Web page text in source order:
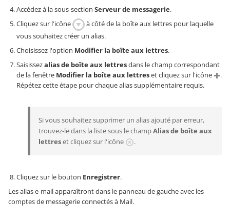
Accédez à la sous-section Serveur de messagerie.
Cliquez sur l'icône
à côté de la boîte aux lettres pour laquelle
vous souhaitez créer un alias.
Choisissez l'option Modifier la boîte aux lettres.
Saisissezalias de boîte aux lettresdans le champ correspondant
de la fenêtre Modifier la boîte aux lettreset cliquez sur l'icône
.
Répétez cette étape pour chaque alias supplémentaire requis.
Si vous souhaitez supprimer un alias ajouté par erreur,
trouvez-le dans la liste sous le champAlias de boîte aux
lettreset cliquez sur l'icône .
Cliquez sur le bouton Enregistrer.
Les alias e-mail apparaîtront dans le panneau de gauche avec les
comptes de messagerie connectés à Mail.